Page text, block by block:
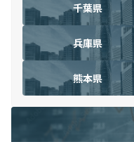
千葉県
兵庫県
熊本県